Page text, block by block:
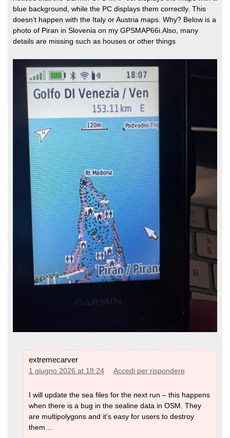
blue background, while the PC displays them correctly. This
doesn’t happen with the Italy or Austria maps. Why? Below is a
photo of Piran in Slovenia on my GPSMAP66i.Also, many
details are missing such as houses or other things
extremecarver
1 giugno 2026 at 18:24 Accedi per rispondere
I will update the sea files for the next run – this happens
when there is a bug in the sealine data in OSM. They
are multipolygons and it’s easy for users to destroy
them…